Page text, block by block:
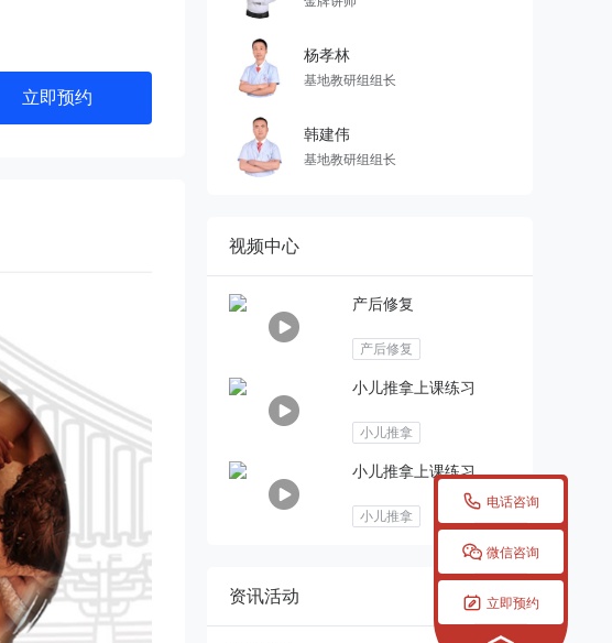
 电话咨询
 微信咨询
 立即预约
立即预约
杨孝林
基地教研组组长
韩建伟
基地教研组组长
视频中心
产后修复
产后修复
小儿推拿上课练习
小儿推拿
小儿推拿上课练习
小儿推拿
资讯活动 更多